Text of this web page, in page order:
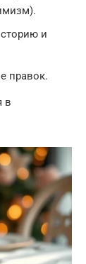
и
правок.
в